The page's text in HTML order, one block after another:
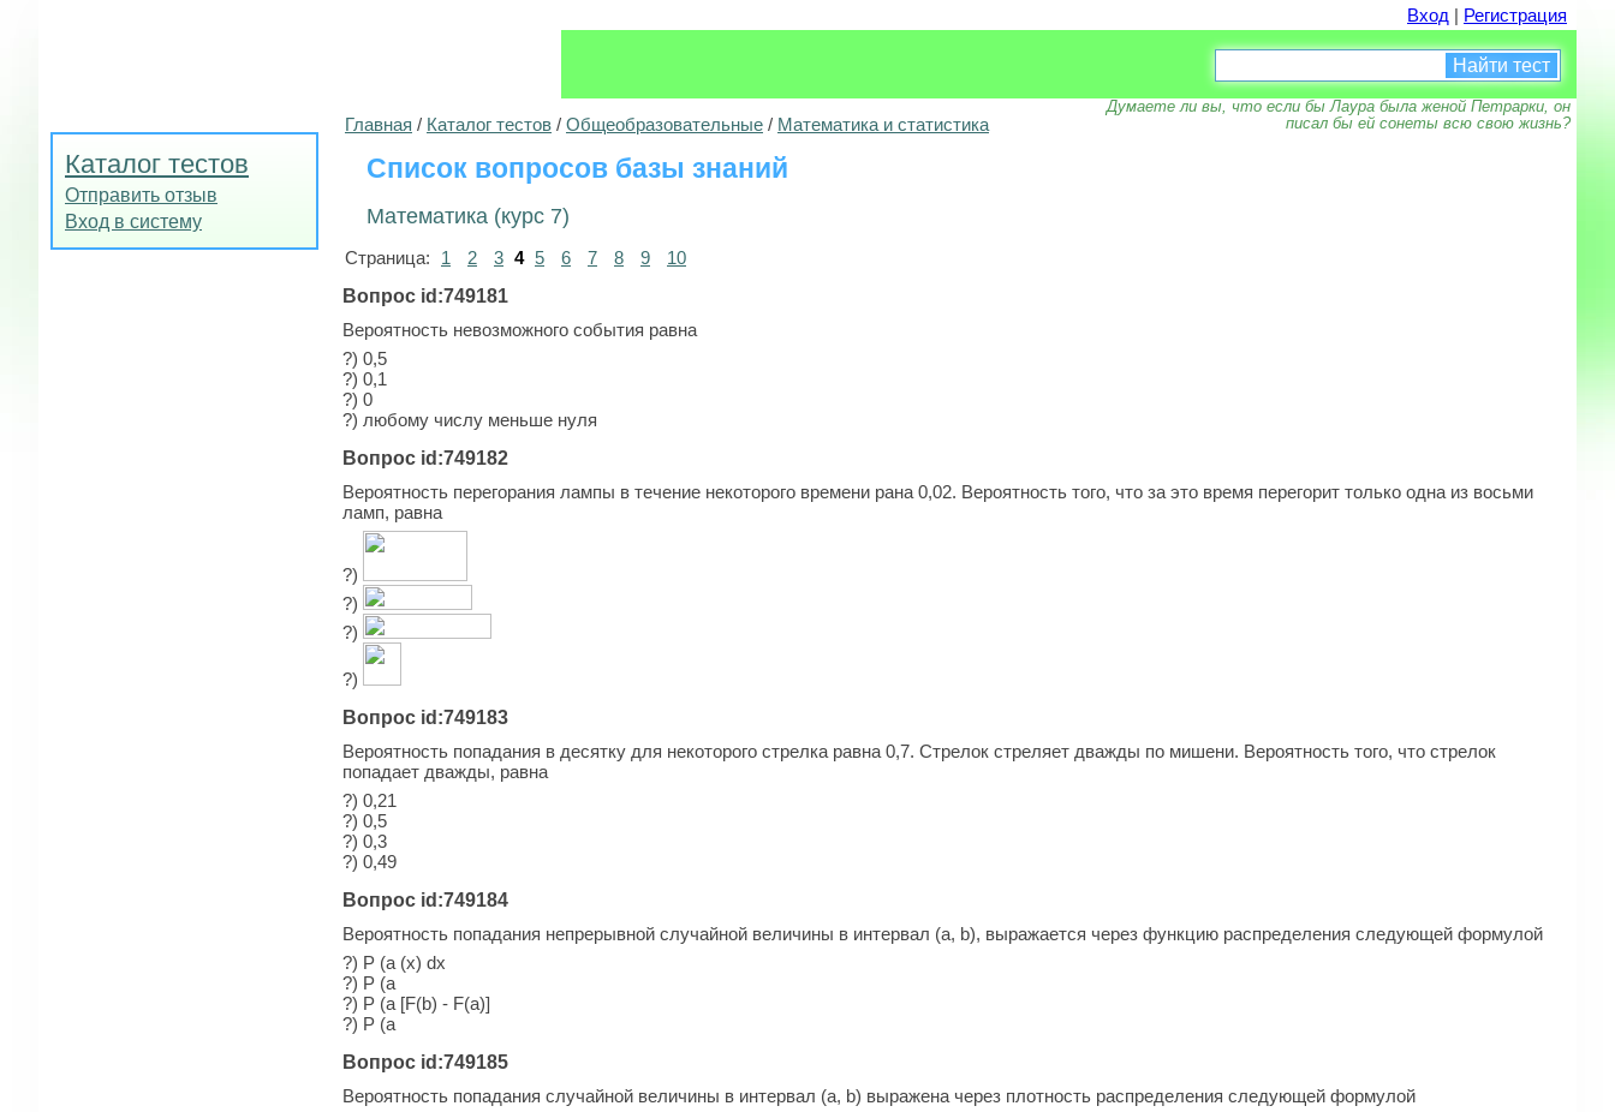
Вход | Регистрация
Думаете ли вы, что если бы Лаура была женой Петрарки, он
писал бы ей сонеты всю свою жизнь?
Найти тест
Каталог тестов
Отправить отзыв
Вход в систему
Главная / Каталог тестов / Общеобразовательные / Математика и статистика
Список вопросов базы знаний
Математика (курс 7)
Страница: 1 2 3 4 5 6 7 8 9
10
Вопрос id:749181
Вероятность невозможного события равна
?) 0,5
?) 0,1
?) 0
?) любому числу меньше нуля
Вопрос id:749182
Вероятность перегорания лампы в течение некоторого времени рана 0,02. Вероятность того, что за это время перегорит только одна из восьми
ламп, равна
?)
?)
?)
?)
Вопрос id:749183
Вероятность попадания в десятку для некоторого стрелка равна 0,7. Стрелок стреляет дважды по мишени. Вероятность того, что стрелок
попадает дважды, равна
?) 0,21
?) 0,5
?) 0,3
?) 0,49
Вопрос id:749184
Вероятность попадания непрерывной случайной величины в интервал (a, b), выражается через функцию распределения следующей формулой
?) P (a (x) dx
?) P (a
?) P (a [F(b) - F(a)]
?) P (a
Вопрос id:749185
Вероятность попадания случайной величины в интервал (a, b) выражена через плотность распределения следующей формулой